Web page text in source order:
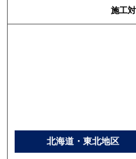
施工
北海道・東北地区